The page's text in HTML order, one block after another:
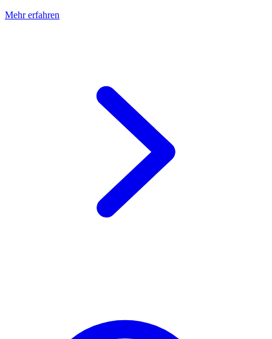
Mehr erfahren